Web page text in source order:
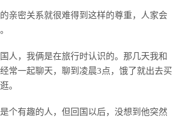
亲密关系就很难得到这样的尊重，人家会
人，我俩是在旅行时认识的。那几天我和
常一起聊天，聊到凌晨3点，饿了就出去买
。
个有趣的人，但回国以后，没想到他突然